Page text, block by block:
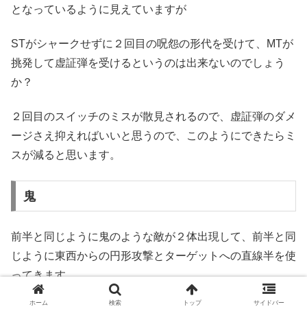
となっているように見えていますが
STがシャークせずに２回目の呪怨の形代を受けて、MTが
挑発して虚証弾を受けるというのは出来ないのでしょう
か？
２回目のスイッチのミスが散見されるので、虚証弾のダメ
ージさえ抑えればいいと思うので、このようにできたらミ
スが減ると思います。
鬼
前半と同じように鬼のような敵が２体出現して、前半と同
じように東西からの円形攻撃とターゲットへの直線半を使
ってきます。
ホーム 検索 トップ サイドバー